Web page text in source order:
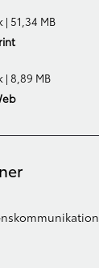
| 51,34 MB
| 8,89 MB